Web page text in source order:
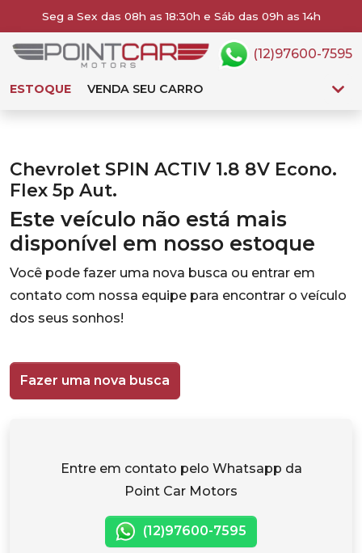
Seg a Sex das 08h as 18:30h e Sáb das 09h as 14h
ESTOQUE VENDA SEU CARRO
(12)97600-7595
Chevrolet SPIN ACTIV 1.8 8V Econo.
Flex 5p Aut.
Este veículo não está mais
disponível em nosso estoque
Você pode fazer uma nova busca ou entrar em
contato com nossa equipe para encontrar o veículo
dos seus sonhos!
Fazer uma nova busca
Entre em contato pelo Whatsapp da
Point Car Motors
(12)97600-7595